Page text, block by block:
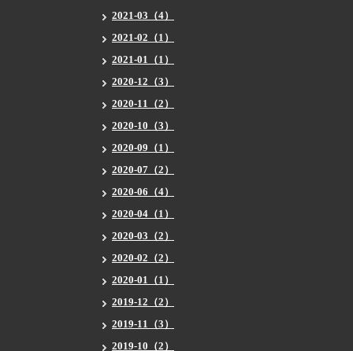
2021-03（4）
2021-02（1）
2021-01（1）
2020-12（3）
2020-11（2）
2020-10（3）
2020-09（1）
2020-07（2）
2020-06（4）
2020-04（1）
2020-03（2）
2020-02（2）
2020-01（1）
2019-12（2）
2019-11（3）
2019-10（2）